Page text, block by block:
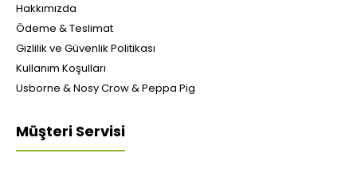
Hakkımızda
Ödeme & Teslimat
Gizlilik ve Güvenlik Politikası
Kullanım Koşulları
Usborne & Nosy Crow & Peppa Pig
Müşteri Servisi